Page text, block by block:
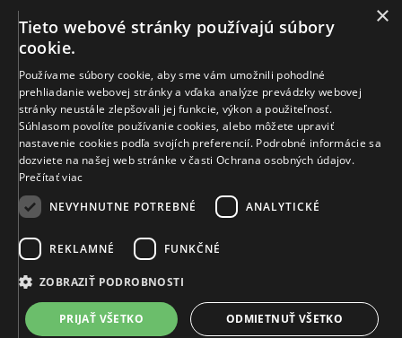
3 782 €
Vyrobíme a doručíme do 21 dní
VIAC INFO
KONTAKT
Naše klenotníctva
Sídlo spoločnosti
© MIKUŠ DIAMONDS, A.S. 2026. VŠETKY PRÁVA VYHRADENÉ.
×
Tieto webové stránky používajú súbory
cookie.
Používame súbory cookie, aby sme vám umožnili pohodlné
prehliadanie webovej stránky a vďaka analýze prevádzky webovej
stránky neustále zlepšovali jej funkcie, výkon a použiteľnosť.
Súhlasom povolíte používanie cookies, alebo môžete upraviť
nastavenie cookies podľa svojích preferencií. Podrobné informácie sa
dozviete na našej web stránke v časti Ochrana osobných údajov.
Prečítať viac
NEVYHNUTNE POTREBNÉ
ANALYTICKÉ
REKLAMNÉ FUNKČNÉ
ZOBRAZIŤ PODROBNOSTI
PRIJAŤ VŠETKO ODMIETNUŤ VŠETKO